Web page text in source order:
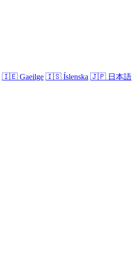
🇮🇪 Gaeilge 🇮🇸 Íslenska 🇯🇵 日本語